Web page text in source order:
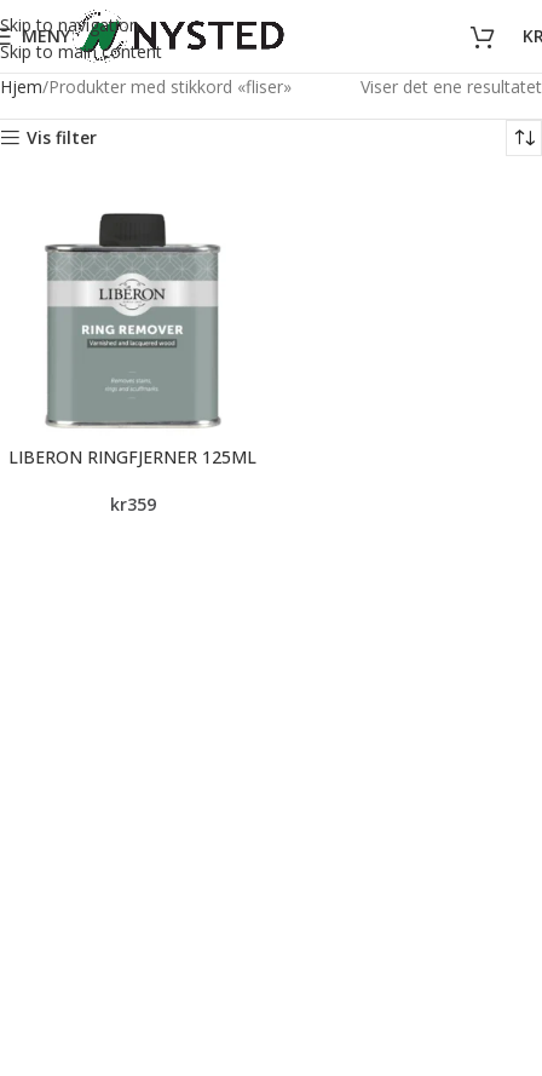
Skip to navigation
Skip to main content
MENY
Hjem Produkter med stikkord «fliser» Viser det ene resultatet
Vis filter
LIBERON RINGFJERNER 125ML
kr359